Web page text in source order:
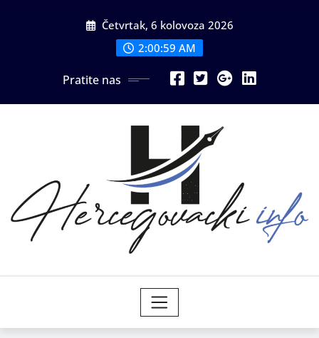
Četvrtak, 6 kolovoza 2026
2:01:00 AM
Pratite nas